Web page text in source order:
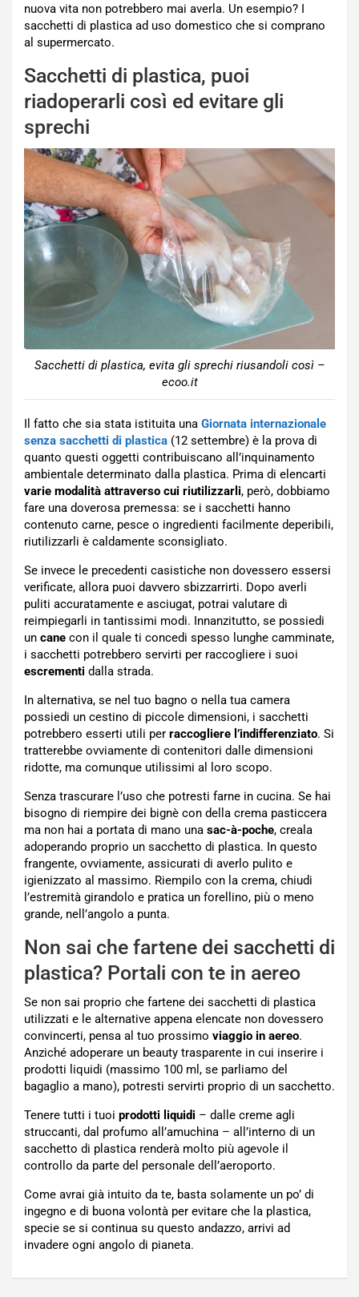
nuova vita non potrebbero mai averla. Un esempio? I
sacchetti di plastica ad uso domestico che si comprano
al supermercato.
Sacchetti di plastica, puoi
riadoperarli così ed evitare gli
sprechi
Sacchetti di plastica, evita gli sprechi riusandoli così –
ecoo.it
Il fatto che sia stata istituita una Giornata internazionale
senza sacchetti di plastica (12 settembre) è la prova di
quanto questi oggetti contribuiscano all’inquinamento
ambientale determinato dalla plastica. Prima di elencarti
varie modalità attraverso cui riutilizzarli, però, dobbiamo
fare una doverosa premessa: se i sacchetti hanno
contenuto carne, pesce o ingredienti facilmente deperibili,
riutilizzarli è caldamente sconsigliato.
Se invece le precedenti casistiche non dovessero essersi
verificate, allora puoi davvero sbizzarrirti. Dopo averli
puliti accuratamente e asciugat, potrai valutare di
reimpiegarli in tantissimi modi. Innanzitutto, se possiedi
un cane con il quale ti concedi spesso lunghe camminate,
i sacchetti potrebbero servirti per raccogliere i suoi
escrementi dalla strada.
In alternativa, se nel tuo bagno o nella tua camera
possiedi un cestino di piccole dimensioni, i sacchetti
potrebbero esserti utili per raccogliere l’indifferenziato. Si
tratterebbe ovviamente di contenitori dalle dimensioni
ridotte, ma comunque utilissimi al loro scopo.
Senza trascurare l’uso che potresti farne in cucina. Se hai
bisogno di riempire dei bignè con della crema pasticcera
ma non hai a portata di mano una sac-à-poche, creala
adoperando proprio un sacchetto di plastica. In questo
frangente, ovviamente, assicurati di averlo pulito e
igienizzato al massimo. Riempilo con la crema, chiudi
l’estremità girandolo e pratica un forellino, più o meno
grande, nell’angolo a punta.
Non sai che fartene dei sacchetti di
plastica? Portali con te in aereo
Se non sai proprio che fartene dei sacchetti di plastica
utilizzati e le alternative appena elencate non dovessero
convincerti, pensa al tuo prossimo viaggio in aereo.
Anziché adoperare un beauty trasparente in cui inserire i
prodotti liquidi (massimo 100 ml, se parliamo del
bagaglio a mano), potresti servirti proprio di un sacchetto.
Tenere tutti i tuoi prodotti liquidi – dalle creme agli
struccanti, dal profumo all’amuchina – all’interno di un
sacchetto di plastica renderà molto più agevole il
controllo da parte del personale dell’aeroporto.
Come avrai già intuito da te, basta solamente un po’ di
ingegno e di buona volontà per evitare che la plastica,
specie se si continua su questo andazzo, arrivi ad
invadere ogni angolo di pianeta.